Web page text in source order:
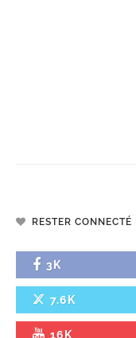
RESTER CONNECTÉ
3K
7.6K
16K